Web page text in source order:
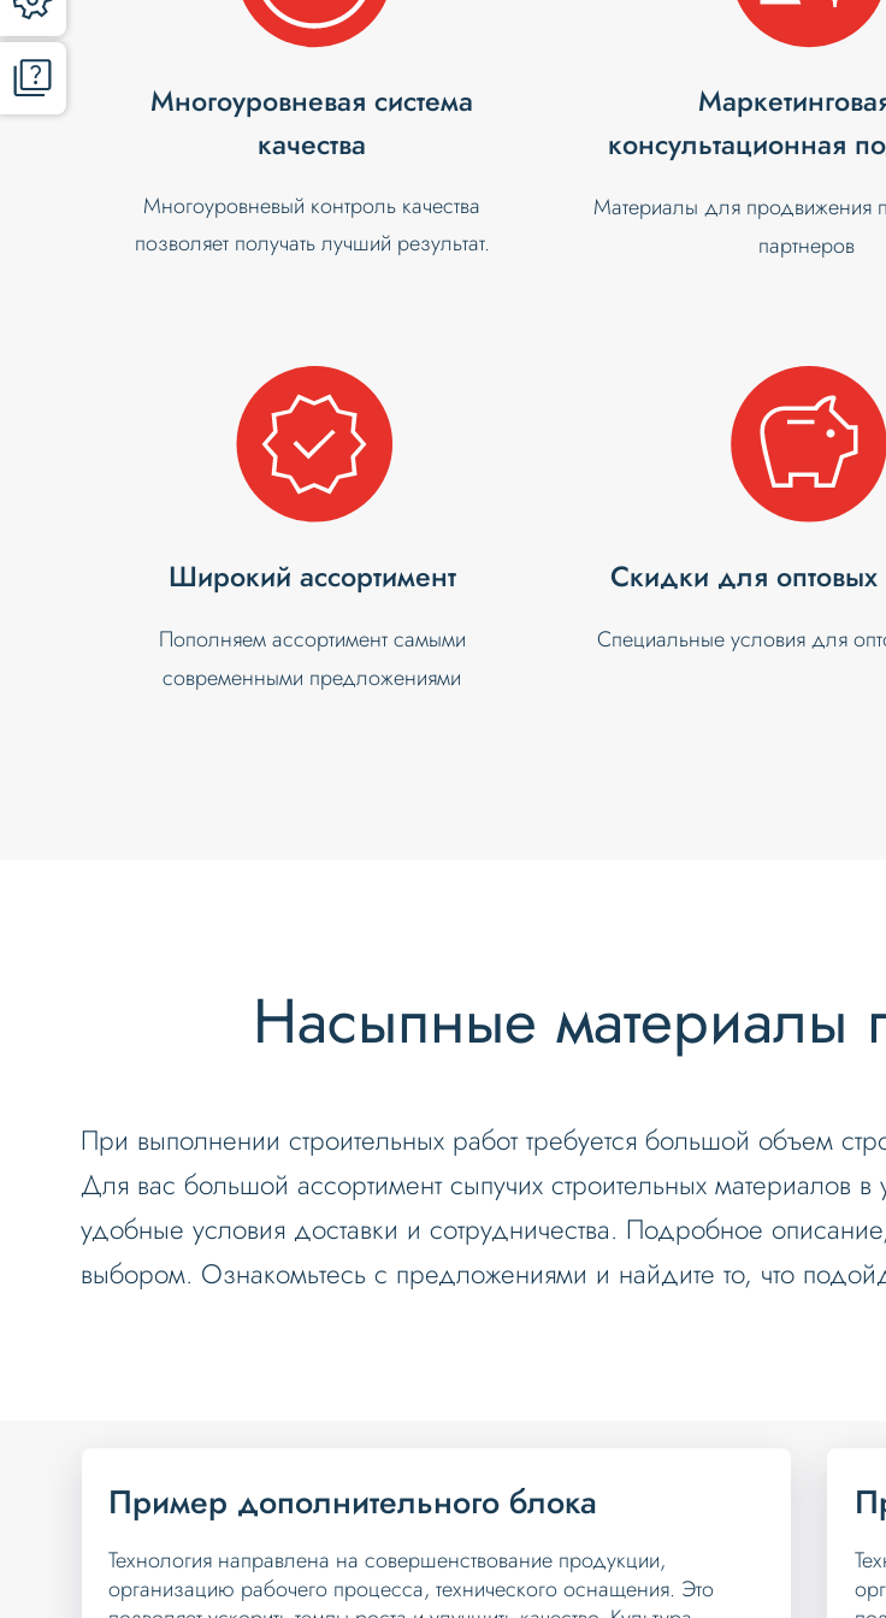
Многоуровневая система
качества
Многоуровневый контроль качества
позволяет получать лучший результат.
консультационная
Материалы для продвижения
партнеров
Широкий ассортимент
Пополняем ассортимент самыми
современными предложениями
Скидки для оптовых
Специальные условия для
Насыпные материалы
При выполнении строительных работ требуется большой объем
Для вас большой ассортимент сыпучих строительных материалов
удобные условия доставки и сотрудничества. Подробное
выбором. Ознакомьтесь с предложениями и найдите то, что
Пример дополнительного блока
Технология направлена на совершенствование продукции,
организацию рабочего процесса, технического оснащения. Это